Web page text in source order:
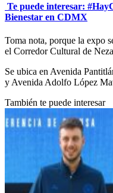
Te puede interesar:
Bienestar en CDMX
Toma nota, porque la expo
el Corredor Cultural de
Se ubica en Avenida
y Avenida Adolfo López
También te puede interesar